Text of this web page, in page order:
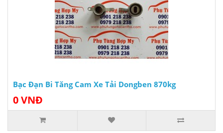
Bạc Đạn Bi Tăng Cam Xe Tải Dongben 870kg
0 VNĐ